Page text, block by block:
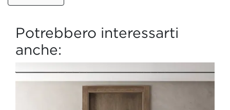
Potrebbero interessarti
anche: